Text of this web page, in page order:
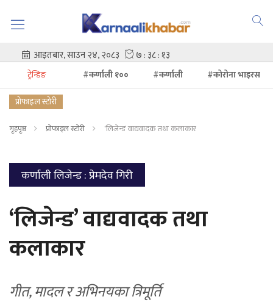
ट्रेन्डिङ #कर्णाली १०० #कर्णाली
#कोरोना भाइरस
प्रोफाइल स्टोरी
गृहपृष्ठ प्रोफाइल स्टोरी ‘लिजेन्ड’ वाद्यवादक तथा कलाकार
कर्णाली लिजेन्ड : प्रेमदेव गिरी
‘लिजेन्ड’ वाद्यवादक तथा
कलाकार
गीत, मादल र अभिनयका त्रिमूर्ति